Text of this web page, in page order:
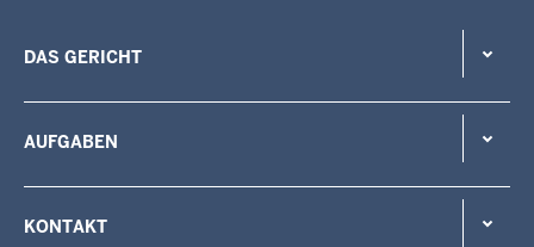
DAS GERICHT
AUFGABEN
KONTAKT